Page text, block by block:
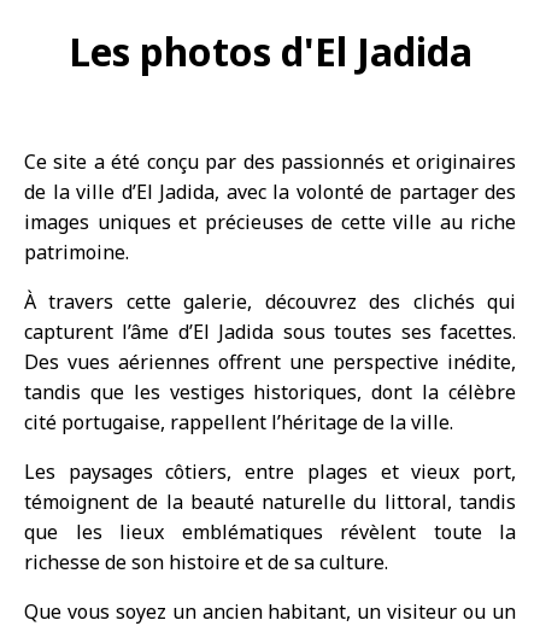
Les photos d'El Jadida
Ce site a été conçu par des passionnés et originaires
de la ville d’El Jadida, avec la volonté de partager des
images uniques et précieuses de cette ville au riche
patrimoine.
À travers cette galerie, découvrez des clichés qui
capturent l’âme d’El Jadida sous toutes ses facettes.
Des vues aériennes offrent une perspective inédite,
tandis que les vestiges historiques, dont la célèbre
cité portugaise, rappellent l’héritage de la ville.
Les paysages côtiers, entre plages et vieux port,
témoignent de la beauté naturelle du littoral, tandis
que les lieux emblématiques révèlent toute la
richesse de son histoire et de sa culture.
Que vous soyez un ancien habitant, un visiteur ou un